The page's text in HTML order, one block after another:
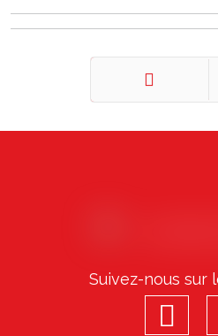
Suivez-nous sur